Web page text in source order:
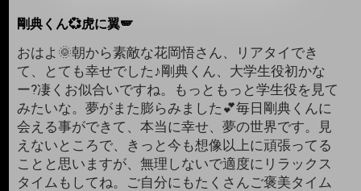
剛典くん💞虎に翼🪽
おはよ🌞朝から素敵な花岡悟さん、リアタイでき
て、とても幸せでした♪剛典くん、大学生役初かな
ー?凄くお似合いですね。もっともっと学生役を見て
みたいな。夢がまた膨らみました💕毎日剛典くんに
会える事ができて、本当に幸せ、夢の世界です。見
えないところで、きっと今も想像以上に頑張ってる
ことと思いますが、無理しないで適度にリラックス
タイムもしてね。ご自分にもたくさんご褒美タイム